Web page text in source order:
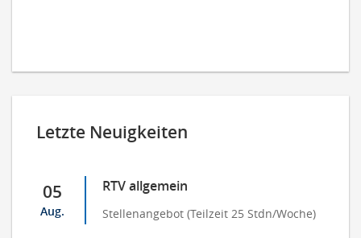
Letzte Neuigkeiten
05
Aug.
RTV allgemein
Stellenangebot (Teilzeit 25 Stdn/Woche)